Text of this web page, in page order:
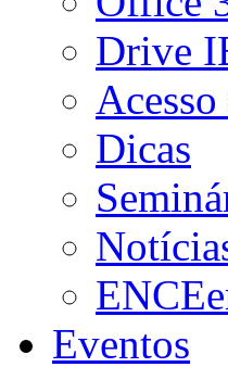
Drive
Dicas
Eventos